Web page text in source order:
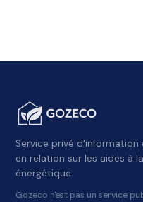
Service privé d'information
en relation sur les aides à
énergétique.
Gozeco n'est pas un service